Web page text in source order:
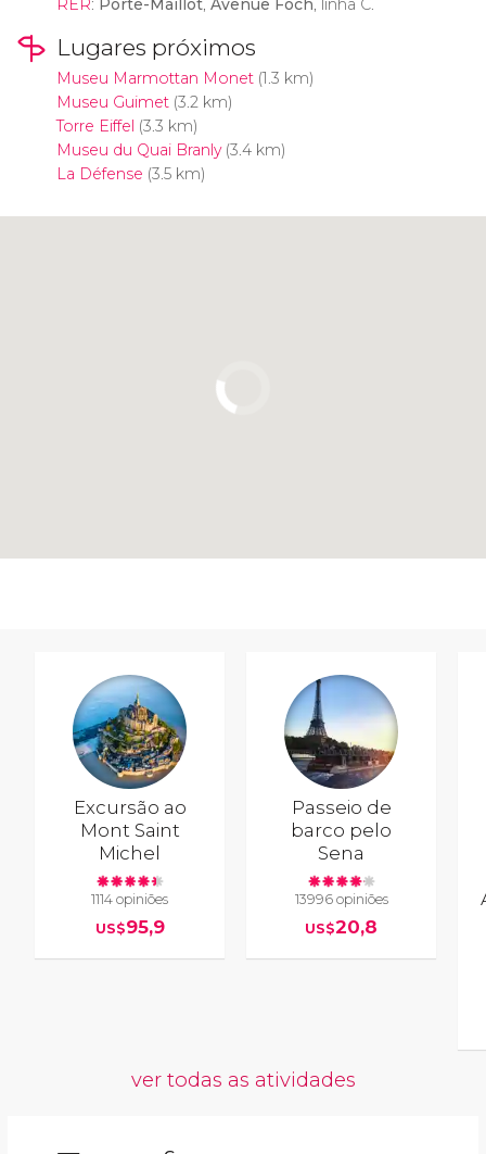
RER: Porte-Maillot, Avenue Foch, linha C.
Lugares próximos
Museu Marmottan Monet(1.3 km)
Museu Guimet(3.2 km)
Torre Eiffel (3.3 km)
Museu du Quai Branly(3.4 km)
La Défense (3.5 km)
Excursão ao
Mont Saint
Michel
1114 opiniões
US$95,9
Passeio de
barco pelo
Sena
13996 opiniões
US$20,8
ver todas as atividades